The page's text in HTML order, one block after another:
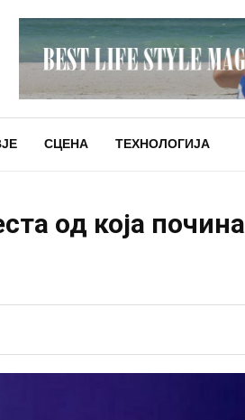
СЦЕНА ТЕХНОЛОГИЈА
од која почина